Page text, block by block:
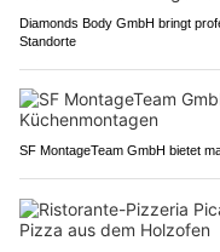
Diamonds Body GmbH bringt
Standorte
SF MontageTeam GmbH bietet